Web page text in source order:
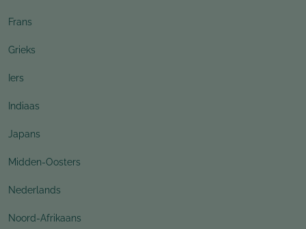
Frans
Grieks
Iers
Indiaas
Japans
Midden-Oosters
Nederlands
Noord-Afrikaans